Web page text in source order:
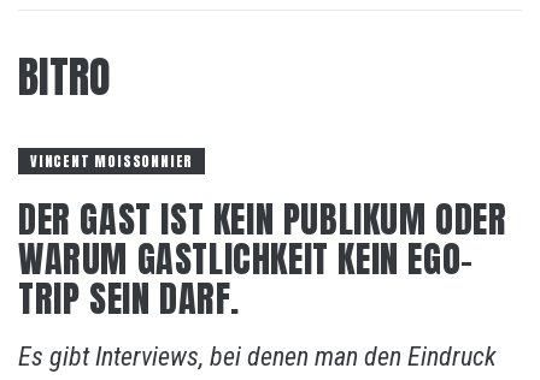
BITRO
VINCENT MOISSONNIER
DER GAST IST KEIN PUBLIKUM ODER
WARUM GASTLICHKEIT KEIN EGO-
TRIP SEIN DARF.
Es gibt Interviews, bei denen man den Eindruck